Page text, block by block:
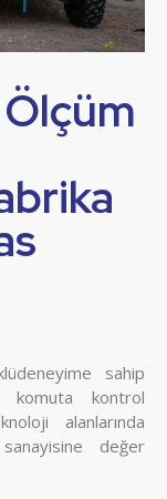
sahip
komuta kontrol
alanlarında
değer